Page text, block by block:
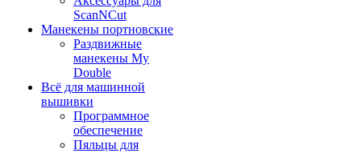
ScanNCut
Манекены портновские
Раздвижные
манекены My
Double
Всё для машинной
вышивки
Программное
обеспечение
Пяльцы для